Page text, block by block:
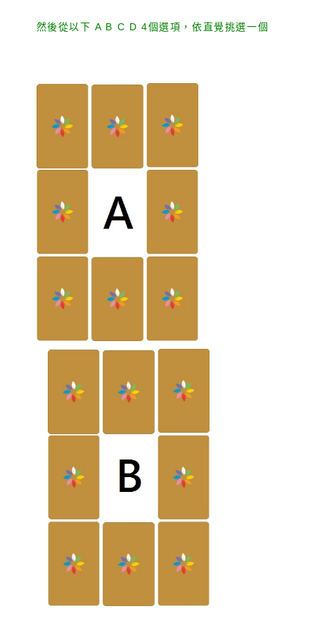
然後從以下 A B C D 4個選項，依直覺挑選一個